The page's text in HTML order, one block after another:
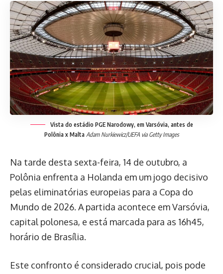
Vista do estádio PGE Narodowy, em Varsóvia, antes de
Polônia x Malta Adam Nurkiewicz/UEFA via Getty Images
Na tarde desta sexta-feira, 14 de outubro, a
Polônia enfrenta a Holanda em um jogo decisivo
pelas eliminatórias europeias para a Copa do
Mundo de 2026. A partida acontece em Varsóvia,
capital polonesa, e está marcada para as 16h45,
horário de Brasília.
Este confronto é considerado crucial, pois pode